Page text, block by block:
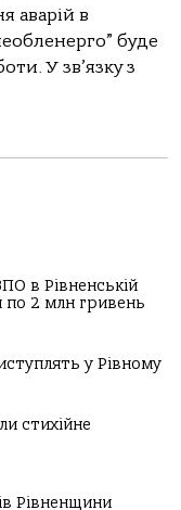
аварій в
буде
У зв’язку з
в Рівненській
по 2 млн гривень
у Рівному
стихійне
Рівненщини